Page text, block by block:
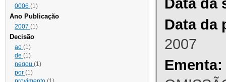
0006 (1)
Ano Publicação
2007 (1)
Decisão
ao (1)
de (1)
negou (1)
por (1)
Data da
2007
Ementa: